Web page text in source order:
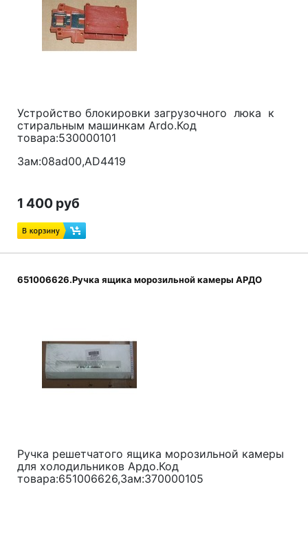
Устройство блокировки загрузочного люка к
стиральным машинкам Ardo.Код
товара:530000101
Зам:08ad00,AD4419
1 400 руб
651006626.Ручка ящика морозильной камеры АРДО
Ручка решетчатого ящика морозильной камеры
для холодильников Ардо.Код
товара:651006626,Зам:370000105